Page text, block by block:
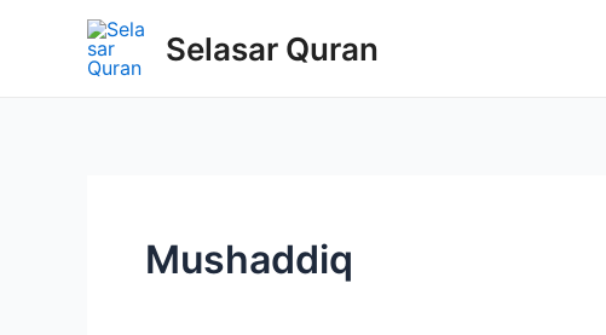
Selasar Quran
Mushaddiq